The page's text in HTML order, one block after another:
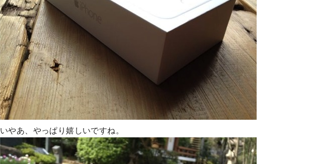
いやあ、やっぱり嬉しいですね。